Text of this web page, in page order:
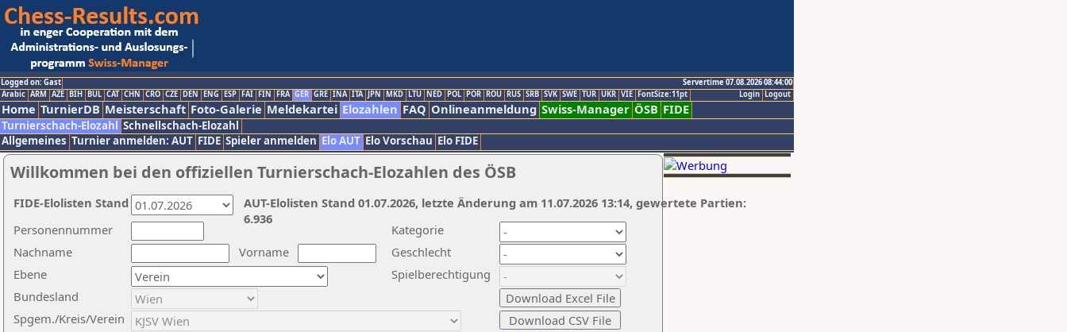
Logged on: Gast
Servertime 07.08.2026 08:44:00
Logout
Login
Arabic ARM AZE BIH BUL CAT CHN CRO CZE DEN ENG ESP FAI FIN FRA GER GRE INA ITA JPN MKD LTU NED POL POR ROU RUS SRB SVK SWE TUR UKR VIE FontSize:11pt
Home TurnierDB Meisterschaft Foto-Galerie Meldekartei Elozahlen FAQ Onlineanmeldung Swiss-Manager ÖSB FIDE
Turnierschach-Elozahl Schnellschach-Elozahl
Allgemeines Turnier anmelden: AUT FIDE Spieler anmelden Elo AUT Elo Vorschau Elo FIDE
Willkommen bei den offiziellen Turnierschach-Elozahlen des ÖSB
Nachname
Vorname
Ebene
Kategorie
Personennummer
Bundesland
Spgem./Kreis/Verein
Geschlecht
Spielberechtigung
AUT-Elolisten Stand 01.07.2026, letzte Änderung am 11.07.2026 13:14, gewertete Partien:
6.936
FIDE-Elolisten Stand